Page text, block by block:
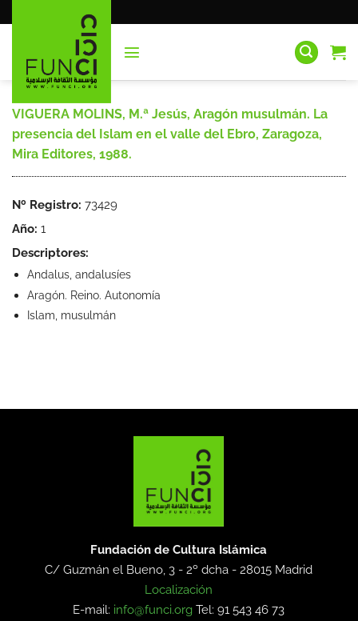
al
VIGUERA MOLINS, M.ª Jesús, Aragón musulmán. La
presencia del Islam en el valle del Ebro, Zaragoza,
Mira Editores, 1988.
Nº Registro: 73429
Año: 1
Descriptores:
Andalus, andalusíes
Aragón. Reino. Autonomía
Islam, musulmán
Fundación de Cultura Islámica
C/ Guzmán el Bueno, 3 - 2º dcha -28015 Madrid
Localización
E-mail: info@funci.org Tel: 91 543 46 73